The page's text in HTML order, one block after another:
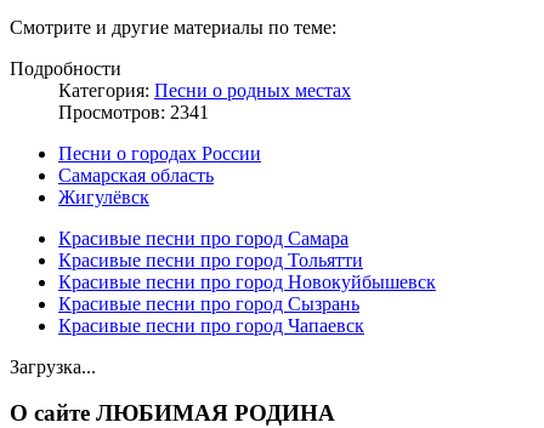
Смотрите и другие материалы по теме:
Подробности
Категория: Песни о родных местах
Просмотров: 2341
Песни о городах России
Самарская область
Жигулёвск
Красивые песни про город Самара
Красивые песни про город Тольятти
Красивые песни про город Новокуйбышевск
Красивые песни про город Сызрань
Красивые песни про город Чапаевск
Загрузка...
О сайте ЛЮБИМАЯ РОДИНА